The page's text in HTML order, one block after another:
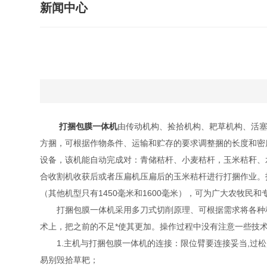
新闻中心
打捆包膜一体机由传动机构、捡拾机构、耙草机构、活
方捆，可根据作物条件、运输和贮存的要求调整捆的长度和
设备，该机能自动完成对：青储秸杆、小麦秸杆，玉米秸秆
合收割机收获后或者压扁机压扁后的玉米秸杆进行打捆作业
（其他机型只有1450毫米和1600毫米），可为广大农牧民
打捆包膜一体机采用多刀式切削原理、可根据需求将各种
术上，把之前的不足*使其更加。操作过程中没有注意一些技
1.主机与打捆包膜一体机的连接：限位臂要连接妥当,过松
易别毁拾草耙；